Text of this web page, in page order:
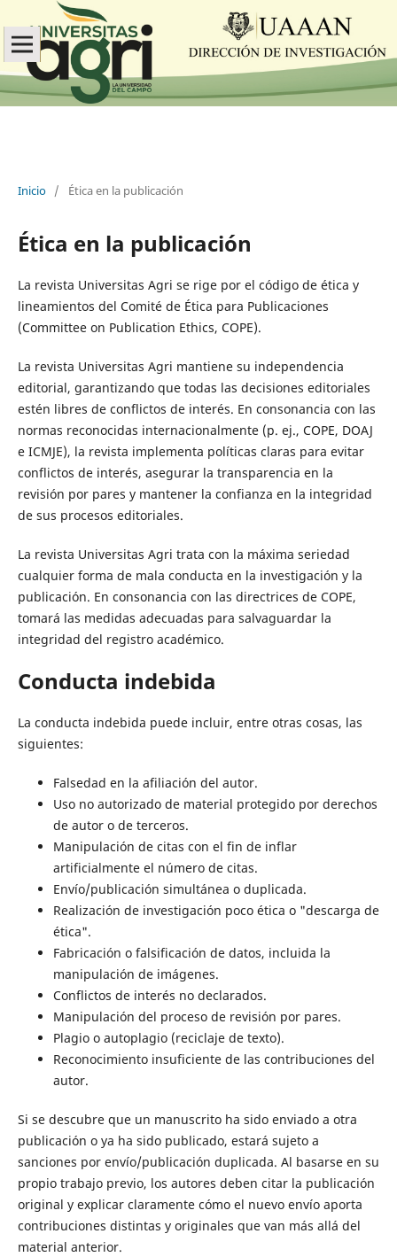
Inicio / Ética en la publicación
Ética en la publicación
La revista Universitas Agri se rige por el código de ética y
lineamientos del Comité de Ética para Publicaciones
(Committee on Publication Ethics, COPE).
La revista Universitas Agri mantiene su independencia
editorial, garantizando que todas las decisiones editoriales
estén libres de conflictos de interés. En consonancia con las
normas reconocidas internacionalmente (p. ej., COPE, DOAJ
e ICMJE), la revista implementa políticas claras para evitar
conflictos de interés, asegurar la transparencia en la
revisión por pares y mantener la confianza en la integridad
de sus procesos editoriales.
La revista Universitas Agri trata con la máxima seriedad
cualquier forma de mala conducta en la investigación y la
publicación. En consonancia con las directrices de COPE,
tomará las medidas adecuadas para salvaguardar la
integridad del registro académico.
Conducta indebida
La conducta indebida puede incluir, entre otras cosas, las
siguientes:
Falsedad en la afiliación del autor.
Uso no autorizado de material protegido por derechos
de autor o de terceros.
Manipulación de citas con el fin de inflar
artificialmente el número de citas.
Envío/publicación simultánea o duplicada.
Realización de investigación poco ética o "descarga de
ética".
Fabricación o falsificación de datos, incluida la
manipulación de imágenes.
Conflictos de interés no declarados.
Manipulación del proceso de revisión por pares.
Plagio o autoplagio (reciclaje de texto).
Reconocimiento insuficiente de las contribuciones del
autor.
Si se descubre que un manuscrito ha sido enviado a otra
publicación o ya ha sido publicado, estará sujeto a
sanciones por envío/publicación duplicada. Al basarse en su
propio trabajo previo, los autores deben citar la publicación
original y explicar claramente cómo el nuevo envío aporta
contribuciones distintas y originales que van más allá del
material anterior.